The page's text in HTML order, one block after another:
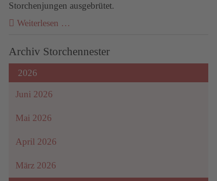
Storchenjungen ausgebrütet.
Weiterlesen …
Archiv Storchennester
2026
Juni 2026
Mai 2026
April 2026
März 2026